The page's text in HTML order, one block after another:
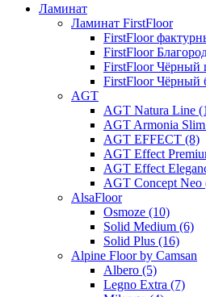
Ламинат
Ламинат FirstFloor
FirstFloor
FirstFloor
FirstFloor Чёрный
FirstFloor Чёрный
AGT
AGT Natura Line
AGT Armonia
AGT EFFECT (8)
AGT Effect
AGT Effect
AGT Concept Neo
AlsaFloor
Osmoze (10)
Solid Medium (6)
Solid Plus (16)
Alpine Floor by Camsan
Albero (5)
Legno Extra (7)